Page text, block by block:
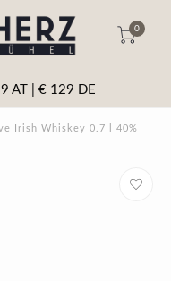
0
AT | € 129 DE
Irish Whiskey 0.7 l 40%